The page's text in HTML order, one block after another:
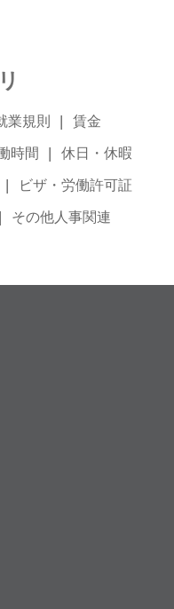
業規則 賃金
時間 休日・休暇
ビザ・労働許可証
その他人事関連